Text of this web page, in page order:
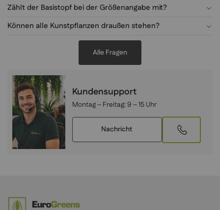
Zählt der Basistopf bei der Größenangabe mit?
Können alle Kunstpflanzen draußen stehen?
Alle Fragen
Kundensupport
Montag – Freitag: 9 – 15 Uhr
Nachricht